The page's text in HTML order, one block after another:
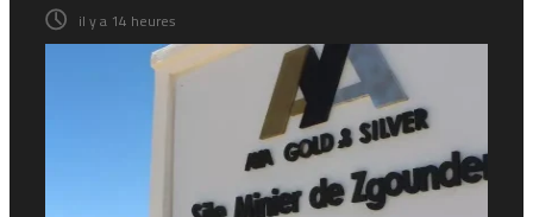
il y a 14 heures